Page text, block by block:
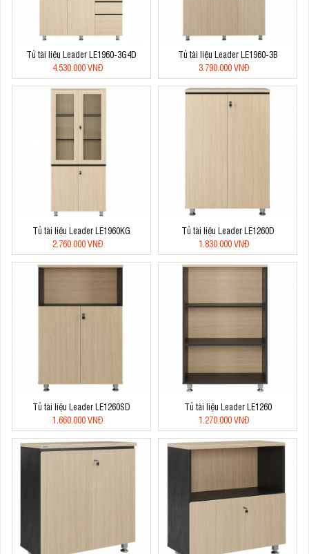
Tủ tài liệu Leader LE1960-3G4D
4.530.000 VNĐ
Tủ tài liệu Leader LE1960-3B
3.790.000 VNĐ
Tủ tài liệu Leader LE1960KG
2.760.000 VNĐ
Tủ tài liệu Leader LE1260D
1.830.000 VNĐ
Tủ tài liệu Leader LE1260SD
1.660.000 VNĐ
Tủ tài liệu Leader LE1260
1.270.000 VNĐ